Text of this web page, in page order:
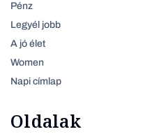
Pénz
Legyél jobb
A jó élet
Women
Napi címlap
Oldalak